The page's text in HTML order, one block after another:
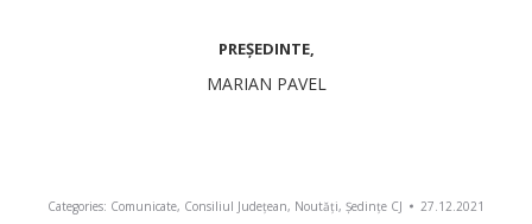
PREŞEDINTE,
MARIAN PAVEL
Categories: Comunicate, Consiliul Județean, Noutăți, Ședințe CJ 27.12.2021